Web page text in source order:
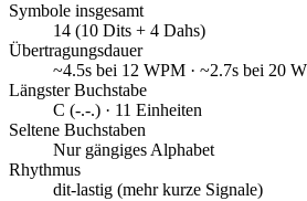
Symbole insgesamt
14 (10 Dits + 4 Dahs)
Übertragungsdauer
~4.5s bei 12 WPM · ~2.7s bei 20
Längster Buchstabe
C (-.-.) · 11 Einheiten
Seltene Buchstaben
Nur gängiges Alphabet
Rhythmus
dit-lastig (mehr kurze Signale)